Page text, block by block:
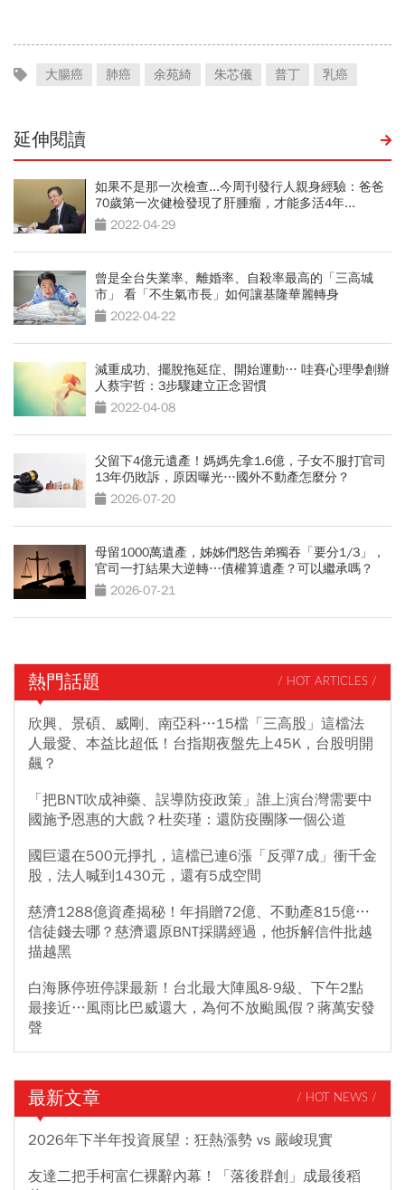
大腸癌 肺癌 余苑綺 朱芯儀 普丁 乳癌
延伸閱讀
如果不是那一次檢查...今周刊發行人親身經驗：爸爸
70歲第一次健檢發現了肝腫瘤，才能多活4年...
2022-04-29
曾是全台失業率、離婚率、自殺率最高的「三高城
市」 看「不生氣市長」如何讓基隆華麗轉身
2022-04-22
減重成功、擺脫拖延症、開始運動… 哇賽心理學創辦
人蔡宇哲：3步驟建立正念習慣
2022-04-08
父留下4億元遺產！媽媽先拿1.6億，子女不服打官司
13年仍敗訴，原因曝光…國外不動產怎麼分？
2026-07-20
母留1000萬遺產，姊姊們怒告弟獨吞「要分1/3」，
官司一打結果大逆轉…債權算遺產？可以繼承嗎？
2026-07-21
熱門話題 / HOT ARTICLES /
欣興、景碩、威剛、南亞科…15檔「三高股」這檔法
人最愛、本益比超低！台指期夜盤先上45K，台股明開
飆？
「把BNT吹成神藥、誤導防疫政策」誰上演台灣需要中
國施予恩惠的大戲？杜奕瑾：還防疫團隊一個公道
國巨還在500元掙扎，這檔已連6漲「反彈7成」衝千金
股，法人喊到1430元，還有5成空間
慈濟1288億資產揭秘！年捐贈72億、不動產815億…
信徒錢去哪？慈濟還原BNT採購經過，他拆解信件批越
描越黑
白海豚停班停課最新！台北最大陣風8-9級、下午2點
最接近…風雨比巴威還大，為何不放颱風假？蔣萬安發
聲
最新文章 / HOT NEWS /
2026年下半年投資展望：狂熱漲勢 vs 嚴峻現實
友達二把手柯富仁裸辭內幕！「落後群創」成最後稻